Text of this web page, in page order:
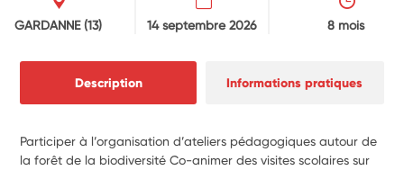
GARDANNE(13) 14 septembre 2026 8 mois
Description Informations pratiques
Participer à l’organisation d’ateliers pédagogiques autour de
la forêt de la biodiversité Co-animer des visites scolaires sur